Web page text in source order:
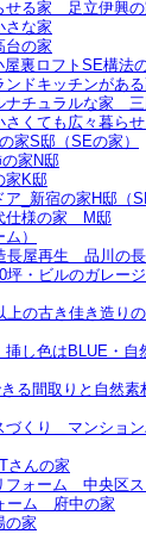
せる家＿足立伊興
さな家
台の家
裏ロフトSE構法
ドキッチンがあ
チュラルな家＿
くても広々暮ら
家S邸（SEの家）
家N邸
家K邸
_新宿の家H邸（
仕様の家 M邸
）
長屋再生＿品川の
・ビルのガレー
上の古き佳き造り
し色はBLUE・自
る間取りと自然
くり＿マンショ
さんの家
ォーム＿中央区
ーム＿府中の家
の家